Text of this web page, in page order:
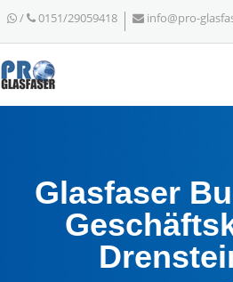
/ 0151/29059418 info@pro-
Glasfaser